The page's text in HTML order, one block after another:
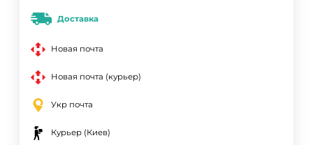
Доставка
Новая почта
Новая почта (курьер)
Укр почта
Курьер (Киев)